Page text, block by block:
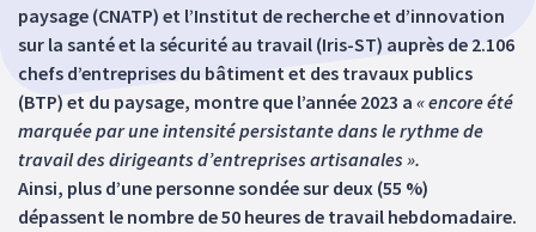
paysage (CNATP) et l’Institut de recherche et d’innovation
sur la santé et la sécurité au travail (Iris-ST) auprès de 2.106
chefs d’entreprises du bâtiment et des travaux publics
(BTP) et du paysage, montre que l’année 2023 a « encore été
marquée par une intensité persistante dans le rythme de
travail des dirigeants d’entreprises artisanales ».
Ainsi, plus d’une personne sondée sur deux (55 %)
dépassent le nombre de 50 heures de travail hebdomadaire.